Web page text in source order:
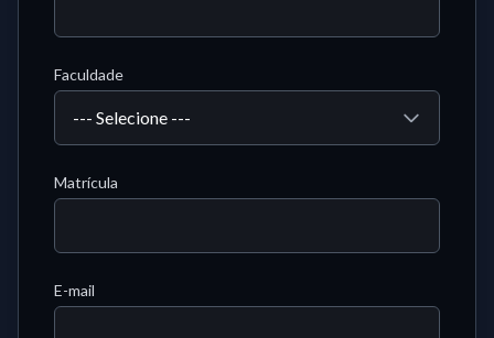
Faculdade
Matrícula
E-mail